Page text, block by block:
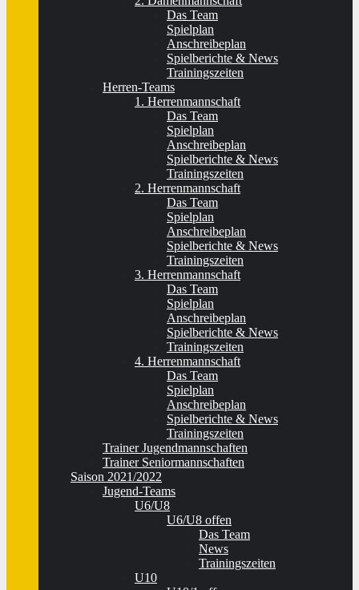
Das Team
Spielplan
Anschreibeplan
Spielberichte & News
Trainingszeiten
Herren-Teams
1. Herrenmannschaft
Das Team
Spielplan
Anschreibeplan
Spielberichte & News
Trainingszeiten
2. Herrenmannschaft
Das Team
Spielplan
Anschreibeplan
Spielberichte & News
Trainingszeiten
3. Herrenmannschaft
Das Team
Spielplan
Anschreibeplan
Spielberichte & News
Trainingszeiten
4. Herrenmannschaft
Das Team
Spielplan
Anschreibeplan
Spielberichte & News
Trainingszeiten
Trainer Jugendmannschaften
Trainer Seniormannschaften
Saison 2021/2022
Jugend-Teams
U6/U8
U6/U8 offen
Das Team
News
Trainingszeiten
U10